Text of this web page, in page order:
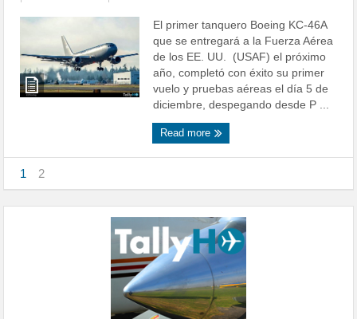
El primer tanquero Boeing KC-46A
que se entregará a la Fuerza Aérea
de los EE. UU. (USAF) el próximo
año, completó con éxito su primer
vuelo y pruebas aéreas el día 5 de
diciembre, despegando desde P ...
Read more
1 2